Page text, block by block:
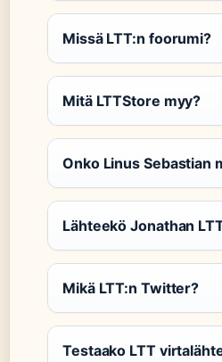
Missä LTT:n foorumi?
Mitä LTTStore myy?
Onko Linus Sebastian
Lähteekö Jonathan
Mikä LTT:n Twitter?
Testaako LTT